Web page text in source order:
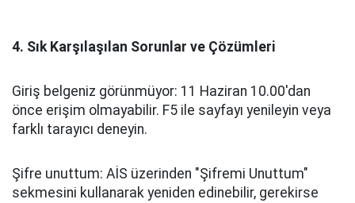
4. Sık Karşılaşılan Sorunlar ve Çözümleri
Giriş belgeniz görünmüyor: 11 Haziran 10.00'dan
önce erişim olmayabilir. F5 ile sayfayı yenileyin veya
farklı tarayıcı deneyin.
Şifre unuttum: AİS üzerinden "Şifremi Unuttum"
sekmesini kullanarak yeniden edinebilir, gerekirse